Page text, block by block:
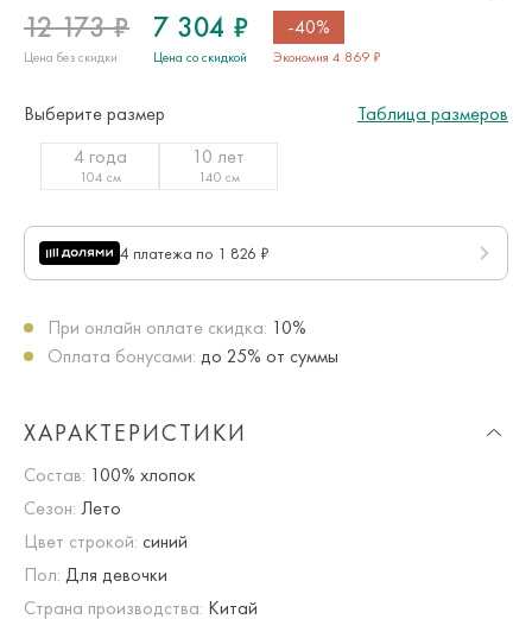
12 173 ₽
Цена без скидки
7 304 ₽
Цена со скидкой
-40%
Экономия 4 869 ₽
Выберите размер
Таблица размеров
4 года
104 см
10 лет
140 см
4 платежа по 1 826 ₽
При онлайн оплате скидка: 10%
Оплата бонусами: до 25% от суммы
ХАРАКТЕРИСТИКИ
Состав: 100% хлопок
Сезон: Лето
Цвет строкой: синий
Пол: Для девочки
Страна производства: Китай